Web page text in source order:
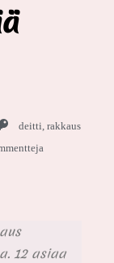
deitti rakkaus
12 asiaa